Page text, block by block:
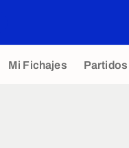
Mi Fichajes Partidos